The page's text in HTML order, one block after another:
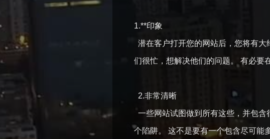
1.**印象
潜在客户打开您的网站后，您将有
们很忙，想解决他们的问题。 有必要
2.非常清晰
一些网站试图做到所有这些，并包
个陷阱。 这不是要有一个包含尽可能